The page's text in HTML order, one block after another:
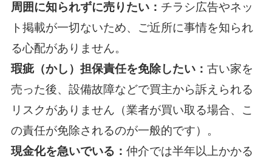
周囲に知られずに売りたい： チラシ広告やネッ
ト掲載が一切ないため、ご近所に事情を知られ
る心配がありません。
瑕疵（かし）担保責任を免除したい： 古い家を
売った後、設備故障などで買主から訴えられる
リスクがありません（業者が買い取る場合、こ
の責任が免除されるのが一般的です）。
現金化を急いでいる： 仲介では半年以上かかる